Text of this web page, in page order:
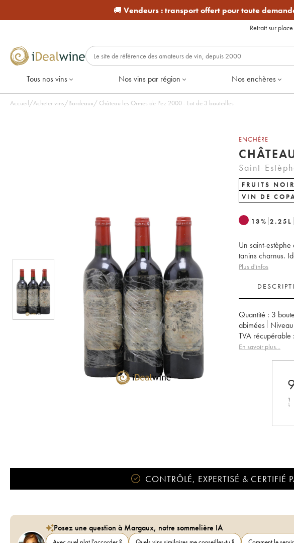
🚚 Vendeurs :transport offert pour toute
Retrait sur place
Tous nos vins Nos vins par région Nos enchères
Accueil/Acheter vins/Bordeaux/ Château les Ormes de Pez 2000 - Lot de 3 bouteilles
ENCHÈRE
Saint-
FRUITS
VIN DE
13% 2.25 L
Un saint-
tanins charnus.
Plus d'infos
Quantité : 3
abimées
TVA récupérable :
Propriétaire :
En savoir plus...
CONTRÔLÉ, EXPERTISÉ & CERTIFIÉ
Posez une question à Margaux, notre sommelière IA